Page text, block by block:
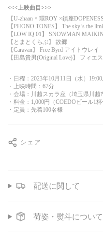
<<<上映曲目>>>
【U-zhaan × 環ROY ×鎮座
【PHONO TONES】 The sky‘s the
【LOW IQ 01】 SNOWMAN
【とまとくらぶ】 故郷
【Caravan】 Free Byrd アイトウレイ
【田島貴男(Original Love)】 フィエ
・日程：2023年10月11日（水）
・上映時間：67分
・会場：川越スカラ座（埼玉県川越
・料金：1,000円（COEDOビール1杯
・定員：先着100名様
シェア
配送に関して
荷姿・熨斗について